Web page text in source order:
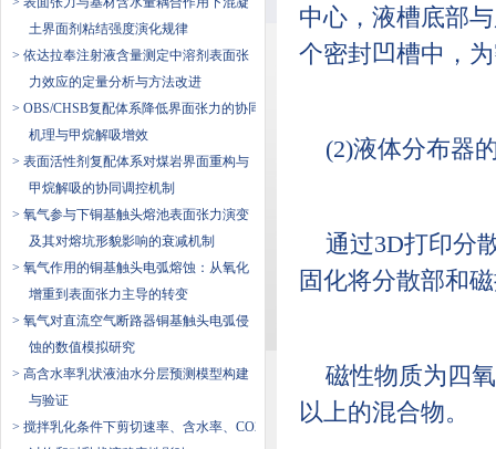
土界面剂粘结强度演化规律
> 依达拉奉注射液含量测定中溶剂表面张
力效应的定量分析与方法改进
> OBS/CHSB复配体系降低界面张力的协同
机理与甲烷解吸增效
> 表面活性剂复配体系对煤岩界面重构与
甲烷解吸的协同调控机制
> 氧气参与下铜基触头熔池表面张力演变
及其对熔坑形貌影响的衰减机制
> 氧气作用的铜基触头电弧熔蚀：从氧化
增重到表面张力主导的转变
> 氧气对直流空气断路器铜基触头电弧侵
蚀的数值模拟研究
> 高含水率乳状液油水分层预测模型构建
与验证
> 搅拌乳化条件下剪切速率、含水率、CO2
中心，液槽底部
个密封凹槽中，
(2)液体分布器
通过3D打印分
固化将分散部和
磁性物质为四
以上的混合物。